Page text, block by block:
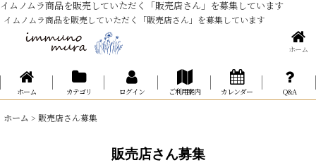
イムノムラ商品を販売していただく「販売店さん」を募集しています
イムノムラ商品を販売していただく「販売店さん」を募集しています
ホーム
ホーム カテゴリ ログイン ご利用案内 カレンダー Q&A
ホーム > 販売店さん募集
販売店さん募集